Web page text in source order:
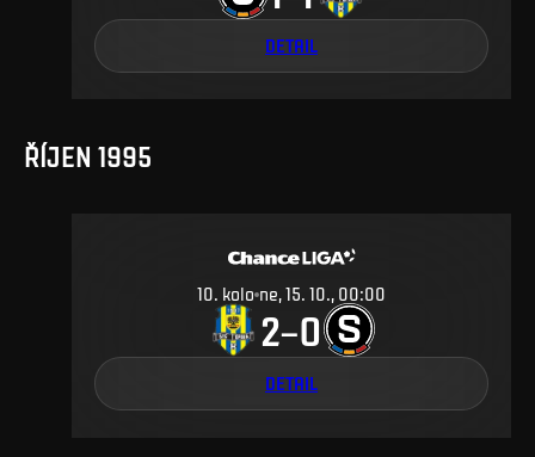
DETAIL
ŘÍJEN 1995
10. kolo ne, 15. 10., 00:00
2–0
DETAIL